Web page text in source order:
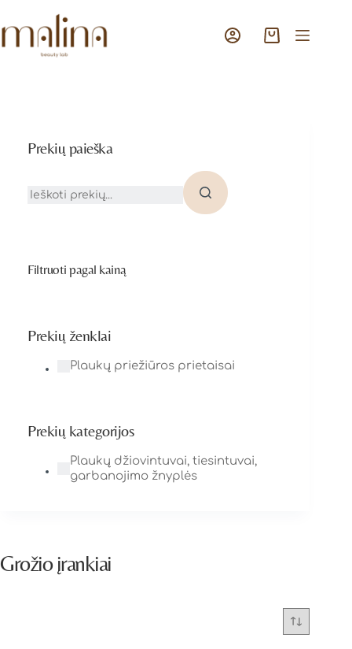
Grožio įrankiai
Prekių paieška
Filtruoti pagal kainą
Prekių ženklai
Plaukų priežiūros prietaisai
Prekių kategorijos
Plaukų džiovintuvai, tiesintuvai,
garbanojimo žnyplės